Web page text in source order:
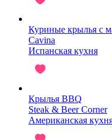
Куриные крылья с
Cavina
Испанская кухня
Крылья BBQ
Steak & Beer Corner
Американская